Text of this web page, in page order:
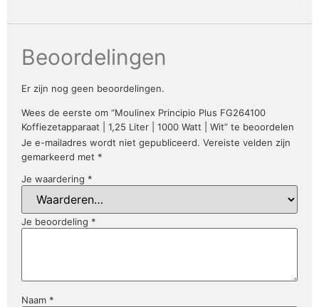
Beoordelingen
Er zijn nog geen beoordelingen.
Wees de eerste om “Moulinex Principio Plus FG264100
Koffiezetapparaat | 1,25 Liter | 1000 Watt | Wit” te beoordelen
Je e-mailadres wordt niet gepubliceerd. Vereiste velden zijn
gemarkeerd met *
Je waardering *
Je beoordeling *
Naam *